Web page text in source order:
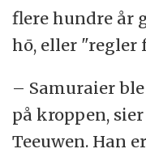
flere hundre år
hō, eller "regler
– Samuraier
på kroppen,
Teeuwen. Han